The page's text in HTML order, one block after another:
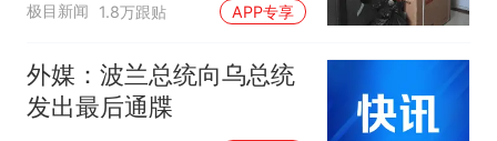
非每架飞机都会发放西梅汁
人生
极目新闻 1.8万跟贴 APP专享
外媒：波兰总统向乌总统
发出最后通牒